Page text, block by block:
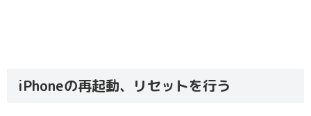
iPhoneの再起動、リセットを行う